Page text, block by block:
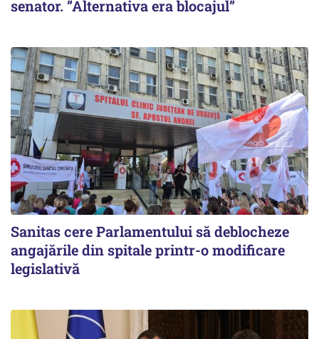
senator. ”Alternativa era blocajul”
Sanitas cere Parlamentului să deblocheze
angajările din spitale printr-o modificare
legislativă